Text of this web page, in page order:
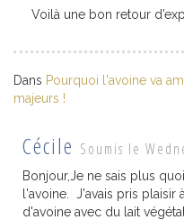
Voilà une bon retour
Dans Pourquoi l'avoine va
majeurs !
Cécile Soumis le
Bonjour,Je ne sais plus
l'avoine. J'avais pris
d'avoine avec du lait